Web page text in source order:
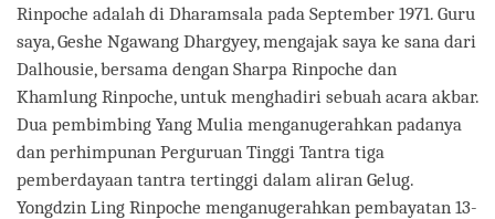
Rinpoche adalah di Dharamsala pada September 1971. Guru
saya, Geshe Ngawang Dhargyey, mengajak saya ke sana dari
Dalhousie, bersama dengan Sharpa Rinpoche dan
Khamlung Rinpoche, untuk menghadiri sebuah acara akbar.
Dua pembimbing Yang Mulia menganugerahkan padanya
dan perhimpunan Perguruan Tinggi Tantra tiga
pemberdayaan tantra tertinggi dalam aliran Gelug.
Yongdzin Ling Rinpoche menganugerahkan pembayatan 13-